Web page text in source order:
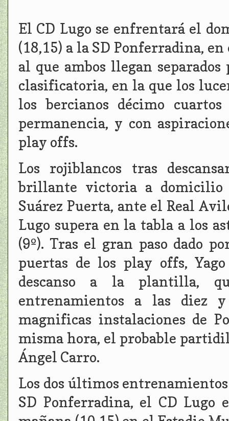
El CD Lugo se enfrentará el
(18,15) a la SD Ponferradina,
al que ambos llegan
clasificatoria, en la que los
los bercianos décimo
permanencia, y con
play offs.
Los rojiblancos tras
brillante victoria a domicilio
Suárez Puerta, ante el Real
Lugo supera en la tabla a los
(9º). Tras el gran paso dado
puertas de los play offs,
descanso a la plantilla,
entrenamientos a las diez
magnificas instalaciones de
misma hora, el probable
Ángel Carro.
Los dos últimos
SD Ponferradina, el CD